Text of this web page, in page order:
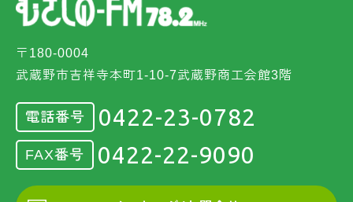
〒180-0004
武蔵野市吉祥寺本町1-10-7武蔵野商工会館3階
電話番号 0422-23-0782
FAX番号 0422-22-9090